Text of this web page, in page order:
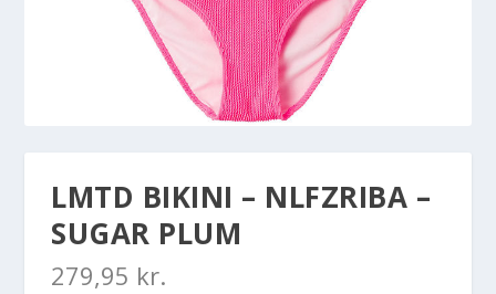
LMTD BIKINI – NLFZRIBA –
SUGAR PLUM
279,95 kr.